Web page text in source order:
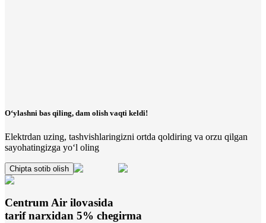
O‘ylashni bas qiling, dam olish vaqti keldi!
Elektrdan uzing, tashvishlaringizni ortda qoldiring va orzu qilgan
sayohatingizga yo‘l oling
Chipta sotib olish
Centrum Air ilovasida
tarif narxidan 5% chegirma